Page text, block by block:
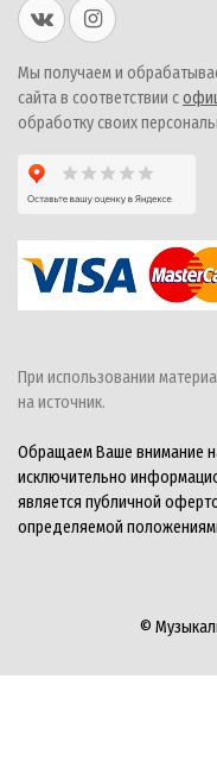
Мы получаем и
сайта в соответствии с
обработку своих
При использовании
на источник.
Обращаем Ваше внимание
исключительно
является публичной
определяемой
©